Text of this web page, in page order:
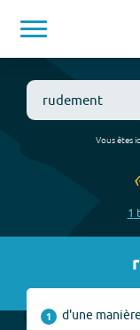
Vous êtes
1
1 d'une